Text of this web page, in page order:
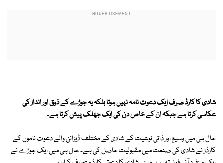
شادی کا کارڈ صرف ایک دعوت نامہ نہیں ہوتا بلکہ یہ جوڑے کے ذوق اور انداز کی
عکاسی کرتا ہے جبکہ ان کے خاص دن کی ایک جھلک پیش کرتا ہے۔
حال ہی میں وسیع اور ذاتی نوعیت کے شادی کے مختلف ڈیزائن والے دعوت ناموں کے
کارڈز نے شادی کی صنعت میں مقبولیت حاصل کی ہے۔ حال ہی میں ایک جوڑے نے